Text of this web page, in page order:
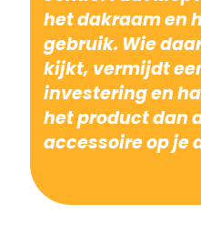
het dakraam en
gebruik. Wie
kijkt, vermijdt
investering en
het product dan
accessoire op je